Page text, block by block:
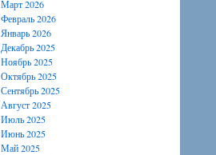
Март 2026
Февраль 2026
Январь 2026
Декабрь 2025
Ноябрь 2025
Октябрь 2025
Сентябрь 2025
Август 2025
Июль 2025
Июнь 2025
Май 2025